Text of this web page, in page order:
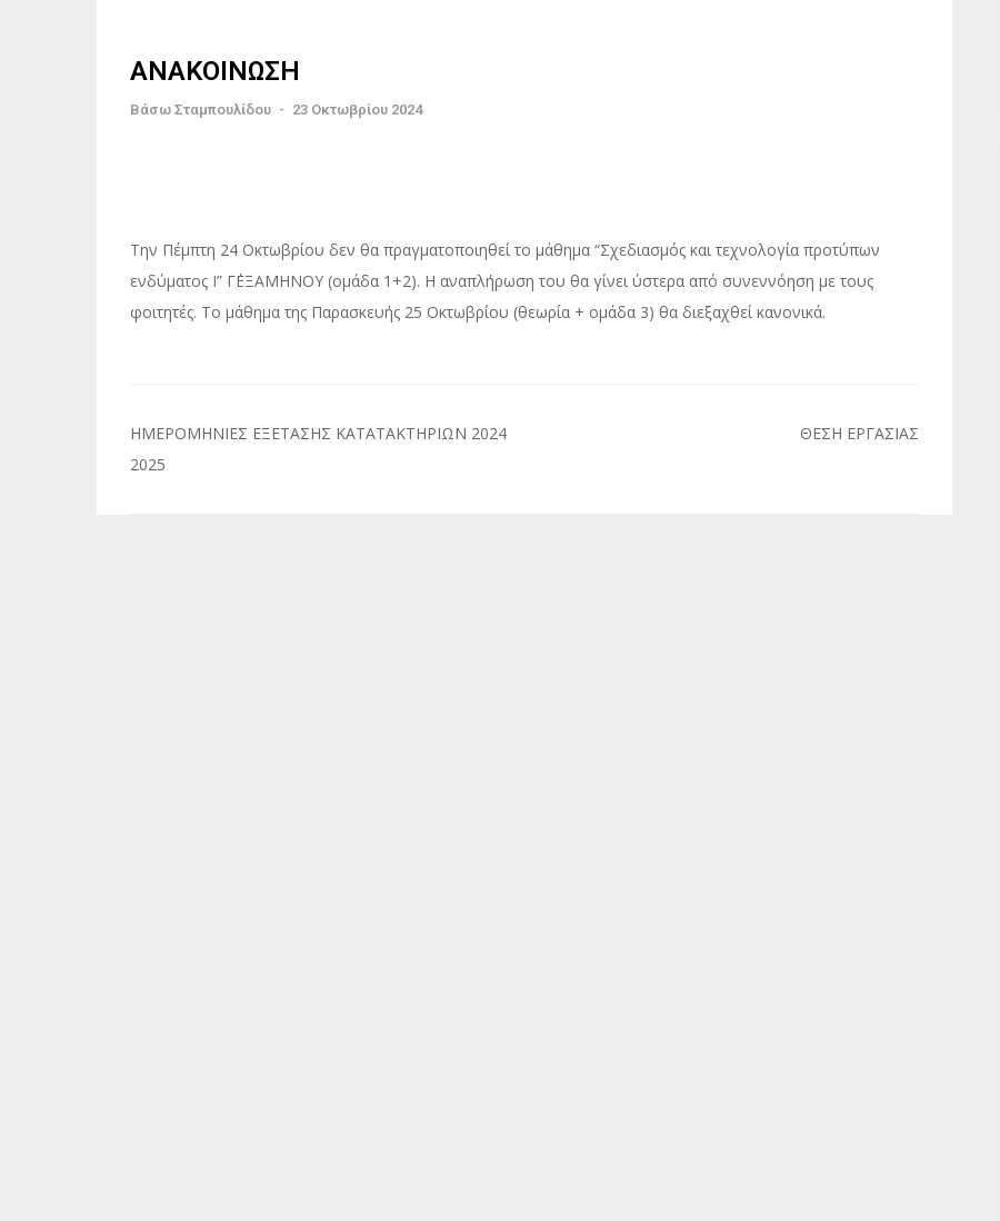
ΑΝΑΚΟΙΝΩΣΗ
Βάσω Σταμπουλίδου - 23 Οκτωβρίου 2024
Την Πέμπτη 24 Οκτωβρίου δεν θα πραγματοποιηθεί το μάθημα “Σχεδιασμός και τεχνολογία προτύπων
ενδύματος Ι” Γ΄ΕΞΑΜΗΝΟΥ (ομάδα 1+2). Η αναπλήρωση του θα γίνει ύστερα από συνεννόηση με τους
φοιτητές. Το μάθημα της Παρασκευής 25 Οκτωβρίου (θεωρία + ομάδα 3) θα διεξαχθεί κανονικά.
Πλοήγηση
άρθρων
ΗΜΕΡΟΜΗΝΙΕΣ ΕΞΕΤΑΣΗΣ ΚΑΤΑΤΑΚΤΗΡΙΩΝ 2024
2025
ΘΕΣΗ ΕΡΓΑΣΙΑΣ